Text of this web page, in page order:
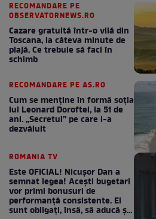
RECOMANDARE PE
OBSERVATORNEWS.RO
Cazare gratuită într-o vilă din
Toscana, la câteva minute de
plajă. Ce trebuie să faci în
schimb
RECOMANDARE PE AS.RO
Cum se menţine în formă soţia
lui Leonard Doroftei, la 51 de
ani. „Secretul” pe care l-a
dezvăluit
ROMANIA TV
Este OFICIAL! Nicușor Dan a
semnat legea! Acești bugetari
vor primi bonusuri de
performanță consistente. Ei
sunt obligați, însă, să aducă și